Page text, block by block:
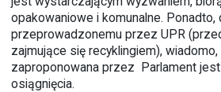
opakowaniowe i komunalne. Ponadto,
przeprowadzonemu przez UPR
zajmujące się recyklingiem),
zaproponowana przez Parlament
osiągnięcia.